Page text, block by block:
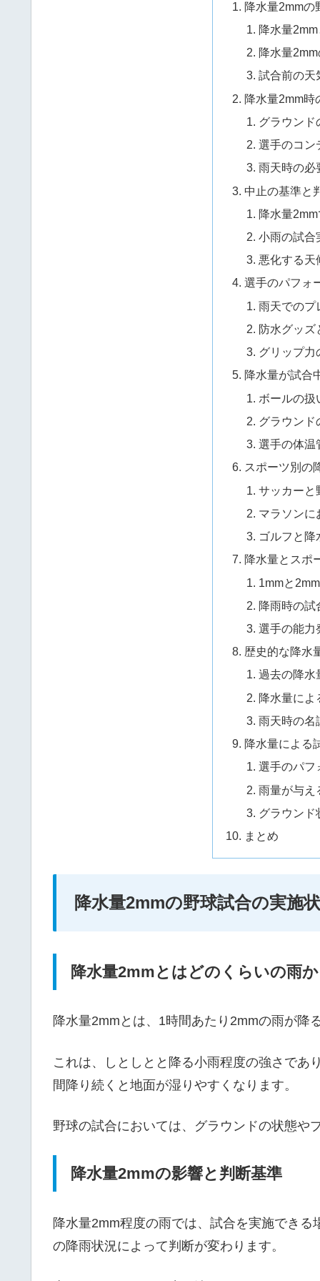
降水量2mmの
降水量
降水量
試合前の天
降水量2mm時
グラウンド
選手のコン
雨天時の必
中止の基準と
降水量
小雨の試合
悪化する天
選手のパフォ
雨天でのプ
防水グッズ
グリップ力
降水量が試合
ボールの扱
グラウンド
選手の体温
スポーツ別の
サッカーと
マラソンに
ゴルフと降
降水量とスポ
1mmと
降雨時の試
選手の能力
歴史的な降水
過去の降水
降水量によ
雨天時の名
降水量による
選手のパフ
雨量が与え
グラウンド
まとめ
降水量2mmの野球試合の実施
降水量2mmとはどのくらいの雨か
降水量2mmとは、1時間あたり2mmの雨が降
これは、しとしとと降る小雨程度の強さであ
間降り続くと地面が湿りやすくなります。
野球の試合においては、グラウンドの状態や
降水量2mmの影響と判断基準
降水量2mm程度の雨では、試合を実施でき
の降雨状況によって判断が変わります。